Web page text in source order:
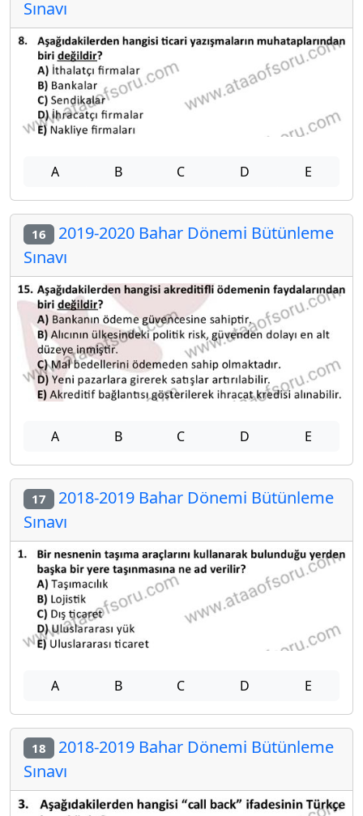
Sınavı
A B C D E
16 2019-2020 Bahar Dönemi Bütünleme
Sınavı
A B C D E
17 2018-2019 Bahar Dönemi Bütünleme
Sınavı
A B C D E
18 2018-2019 Bahar Dönemi Bütünleme
Sınavı